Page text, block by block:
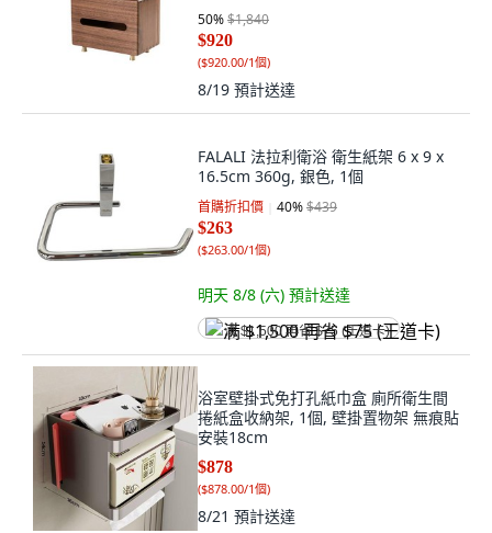
50%$1,840
$920
($920.00/1個)
8/19 預計送達
FALALI 法拉利衛浴 衛生紙架 6 x 9 x
16.5cm 360g, 銀色, 1個
首購折扣價 40%$439
$263
($263.00/1個)
明天 8/8 (六) 預計送達
满 $1,500 再省 $75 (王道卡)
浴室壁掛式免打孔紙巾盒 廁所衛生間
捲紙盒收納架, 1個, 壁掛置物架 無痕貼
安裝18cm
$878
($878.00/1個)
8/21 預計送達